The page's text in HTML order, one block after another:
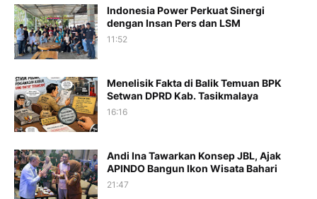
Indonesia Power Perkuat Sinergi
dengan Insan Pers dan LSM
11:52
Menelisik Fakta di Balik Temuan BPK
Setwan DPRD Kab. Tasikmalaya
16:16
Andi Ina Tawarkan Konsep JBL, Ajak
APINDO Bangun Ikon Wisata Bahari
21:47